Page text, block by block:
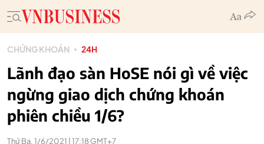
CHỨNG KHOÁN 24H
Lãnh đạo sàn HoSE nói gì về việc
ngừng giao dịch chứng khoán
phiên chiều 1/6?
Thứ Ba, 1/6/2021 | 17:18 GMT+7